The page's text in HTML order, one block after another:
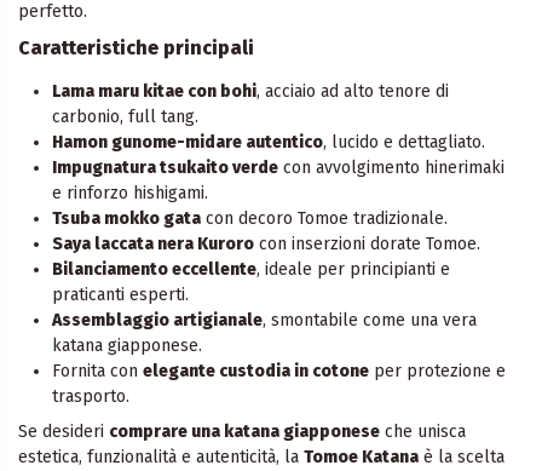
perfetto.
Caratteristiche principali
Lama maru kitae con bohi, acciaio ad alto tenore di
carbonio, full tang.
Hamon gunome-midare autentico, lucido e dettagliato.
Impugnatura tsukaito verde con avvolgimento hinerimaki
e rinforzo hishigami.
Tsuba mokko gata con decoro Tomoe tradizionale.
Saya laccata nera Kuroro con inserzioni dorate Tomoe.
Bilanciamento eccellente, ideale per principianti e
praticanti esperti.
Assemblaggio artigianale, smontabile come una vera
katana giapponese.
Fornita con elegante custodia in cotone per protezione e
trasporto.
Se desideri comprare una katana giapponese che unisca
estetica, funzionalità e autenticità, la Tomoe Katana è la scelta